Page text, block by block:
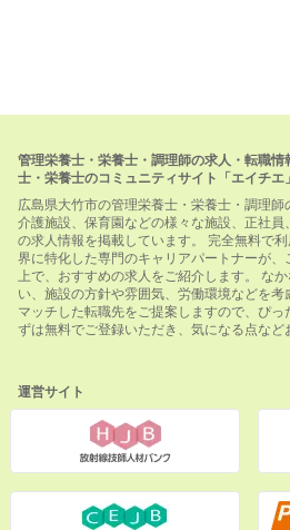
管理栄養士・栄養士・調理師の求人・転職
士・栄養士のコミュニティサイト「エイチエ
広島県大竹市の管理栄養士・栄養士・調理師
介護施設、保育園などの様々な施設、正社
の求人情報を掲載しています。 完全無料で
界に特化した専門のキャリアパートナーが
上で、おすすめの求人をご紹介します。 な
い、施設の方針や雰囲気、労働環境などを
マッチした転職先をご提案しますので、ぴ
ずは無料でご登録いただき、気になる点など
運営サイト